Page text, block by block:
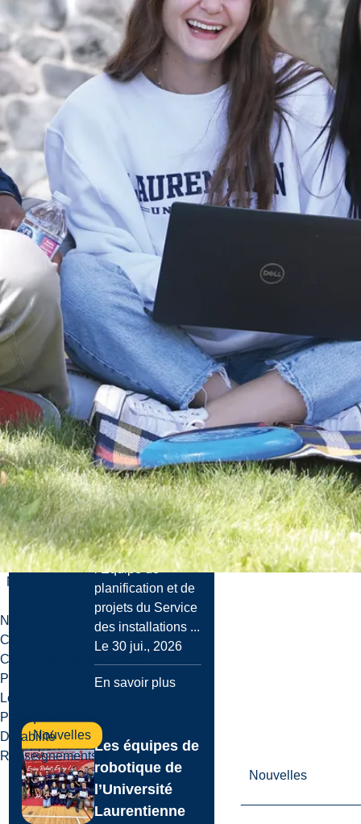
Menu
Nouvelles
Carrières
Communiquez avec nous
Plan du campus
Leadership & gouvernance
Politiques
Durabilité
Renseignements & données
Nouvelles
Nouvelles
L’Université
Laurentienne
et l’Université
de l’EMNO
L’Université
Laurentienne et
l’Université de
l’École de
médecine du Nord
de l’Ontario
(Université de...
Le 5 aoû., 2026
En savoir plus
Nouvelles
Projets
d’infrastructure
du campus en
cours à la
Laurentienne.
L’été est la haute
saison pour
l’Équipe de
planification et de
projets du Service
des installations ...
Le 30 jui., 2026
En savoir plus
Nouvelles
Les équipes de
robotique de
l’Université
Laurentienne